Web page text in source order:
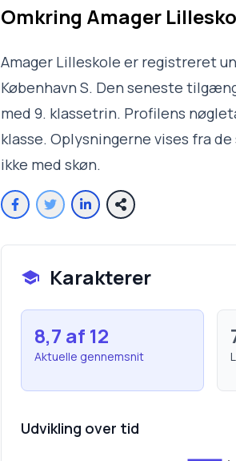
Omkring Amager
Amager Lilleskole er registreret
København S. Den seneste
med 9. klassetrin. Profilens
klasse. Oplysningerne vises fra
ikke med skøn.
Karakterer
8,7 af 12
Aktuelle gennemsnit
Udvikling over tid